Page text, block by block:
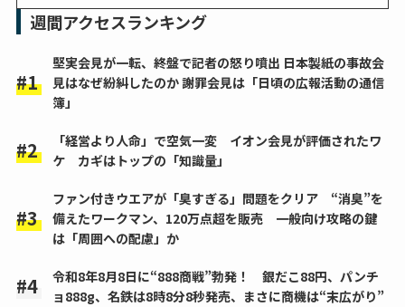
週間アクセスランキング
堅実会見が一転、終盤で記者の怒り噴出 日本製紙の事故会
見はなぜ紛糾したのか 謝罪会見は「日頃の広報活動の通信
簿」
「経営より人命」で空気一変 イオン会見が評価されたワ
ケ カギはトップの「知識量」
ファン付きウエアが「臭すぎる」問題をクリア “消臭”を
備えたワークマン、120万点超を販売 一般向け攻略の鍵
は「周囲への配慮」か
令和8年8月8日に“888商戦”勃発！ 銀だこ88円、パンチ
ョ888g、名鉄は8時8分8秒発売、まさに商機は“末広がり”